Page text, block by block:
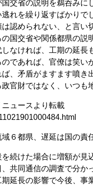
交省の説明を鵜呑みに
れを繰り返すばかりで
認められない、と言い
国交省や関係都県の説
なければ、工期の延
であれば、官僚は笑い
、矛盾がますます噴き
官財ではなく、いつも
ュースより転載
６都県、遅延は国の責
続けた場合に増額が見
共同通信の調査で分
延長の影響で今後、